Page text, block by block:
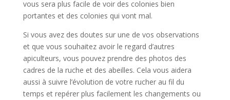
vous sera plus facile de voir des colonies bien
portantes et des colonies qui vont mal.
Si vous avez des doutes sur une de vos observations
et que vous souhaitez avoir le regard d’autres
apiculteurs, vous pouvez prendre des photos des
cadres de la ruche et des abeilles. Cela vous aidera
aussi à suivre l’évolution de votre rucher au fil du
temps et repérer plus facilement les changements ou